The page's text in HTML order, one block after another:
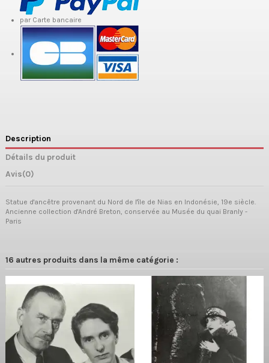
par Carte bancaire
Description
Détails du produit
Avis(0)
Statue d'ancêtre provenant du Nord de l'île de Nias en Indonésie, 19e siècle.
Ancienne collection d'André Breton, conservée au Musée du quai Branly -
Paris
16 autres produits dans la même catégorie :